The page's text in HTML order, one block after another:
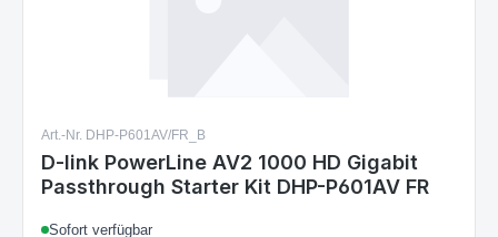
Art.-Nr. DHP-P601AV/FR_B
D-link PowerLine AV2 1000 HD Gigabit
Passthrough Starter Kit DHP-P601AV FR
Sofort verfügbar